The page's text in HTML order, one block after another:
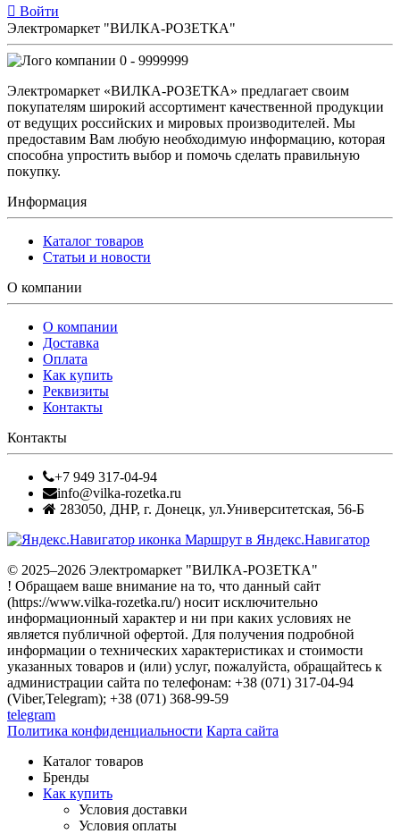
Войти
Электромаркет "ВИЛКА-РОЗЕТКА"
0 - 9999999
Электромаркет «ВИЛКА-РОЗЕТКА» предлагает своим
покупателям широкий ассортимент качественной продукции
от ведущих российских и мировых производителей. Мы
предоставим Вам любую необходимую информацию, которая
способна упростить выбор и помочь сделать правильную
покупку.
Информация
Каталог товаров
Статьи и новости
О компании
О компании
Доставка
Оплата
Как купить
Реквизиты
Контакты
Контакты
+7 949 317-04-94
info@vilka-rozetka.ru
283050, ДНР, г. Донецк, ул.Университетская, 56-Б
Маршрут в Яндекс.Навигатор
© 2025–2026 Электромаркет "ВИЛКА-РОЗЕТКА"
! Обращаем ваше внимание на то, что данный сайт
(https://www.vilka-rozetka.ru/) носит исключительно
информационный характер и ни при каких условиях не
является публичной офертой. Для получения подробной
информации о технических характеристиках и стоимости
указанных товаров и (или) услуг, пожалуйста, обращайтесь к
администрации сайта по телефонам: +38 (071) 317-04-94
(Viber,Telegram); +38 (071) 368-99-59
telegram
Политика конфиденциальности Карта сайта
Каталог товаров
Бренды
Как купить
Условия доставки
Условия оплаты